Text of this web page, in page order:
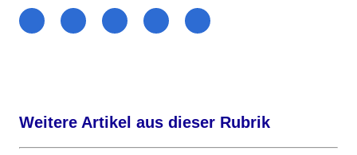
Weitere Artikel aus dieser Rubrik